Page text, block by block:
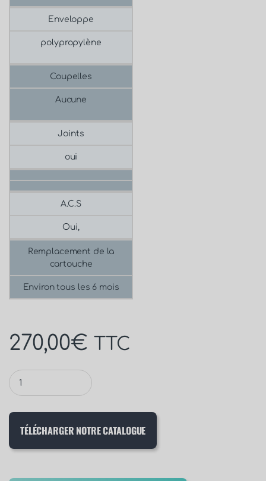
Enveloppe
polypropylène
Coupelles
Aucune
Joints
oui
A.C.S
Oui,
Remplacement de la
cartouche
Environ tous les 6 mois
270,00€ TTC
TÉLÉCHARGER NOTRE CATALOGUE